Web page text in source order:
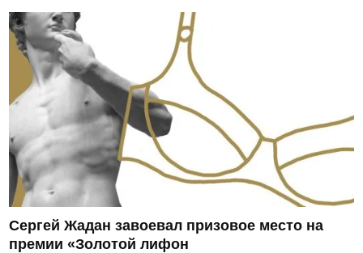
Сергей Жадан завоевал призовое место на
премии «Золотой лифон